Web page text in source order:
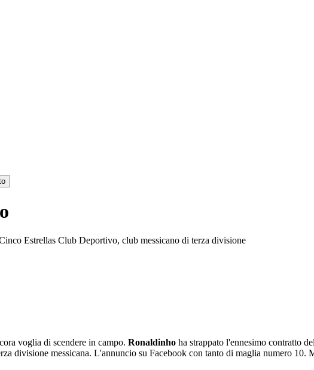
Estrellas Club Deportivo, club messicano di terza divisione
voglia di scendere in campo. Ronaldinho ha strappato l'ennesimo contratto
divisione messicana. L'annuncio su Facebook con tanto di maglia numero 10.